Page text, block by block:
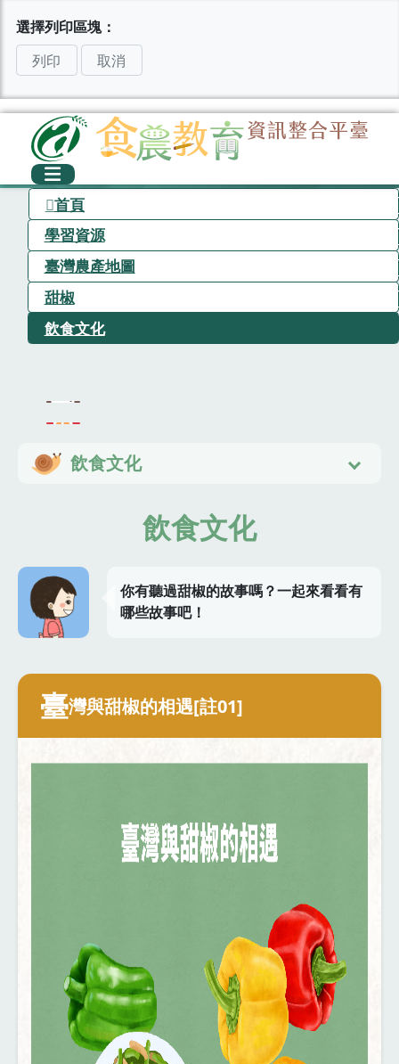
選擇列印區塊：
列印
取消
首頁
學習資源
臺灣農產地圖
甜椒
飲食文化
飲食文化
飲食文化
你有聽過甜椒的故事嗎？一起來看看有
哪些故事吧！
臺灣與甜椒的相遇[註01]